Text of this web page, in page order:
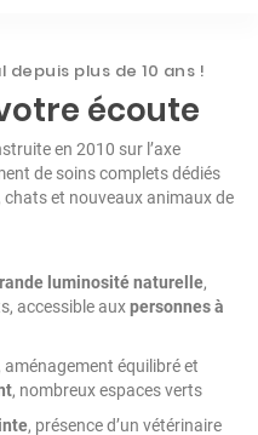
plus de 10 ans !
écoute
en 2010 sur l’axe
de soins complets dédiés
et nouveaux animaux de
luminosité naturelle,
accessible auxpersonnes à
, aménagement équilibré et
, nombreux espaces verts
, présence d’un vétérinaire